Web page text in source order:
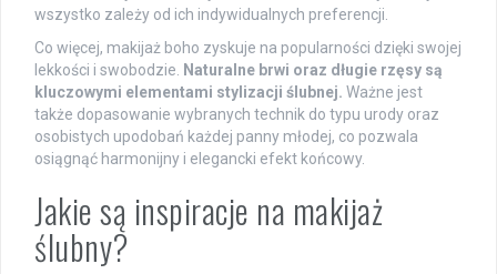
wszystko zależy od ich indywidualnych preferencji.
Co więcej, makijaż boho zyskuje na popularności dzięki swojej
lekkości i swobodzie. Naturalne brwi oraz długie rzęsy są
kluczowymi elementami stylizacji ślubnej. Ważne jest
także dopasowanie wybranych technik do typu urody oraz
osobistych upodobań każdej panny młodej, co pozwala
osiągnąć harmonijny i elegancki efekt końcowy.
Jakie są inspiracje na makijaż
ślubny?